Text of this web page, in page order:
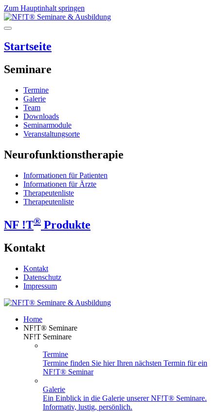
Zum Hauptinhalt springen
Startseite
Seminare
Termine
Galerie
Team
Downloads
Seminarmodule
Veranstaltungsorte
Neurofunktionstherapie
Informationen für Patienten
Informationen für Ärzte
Therapeutenliste
Therapeutenliste
NF !T® Produkte
Kontakt
Kontakt
Datenschutz
Impressum
Home
NF!T® Seminare
NF!T Seminare
Termine
Termine finden Sie hier Ihren nächsten Termin für ein
NF!T® Seminar
Galerie
Ein Einblick in die Galerie unserer NF!T® Seminare.
Informativ, lustig, persönlich.